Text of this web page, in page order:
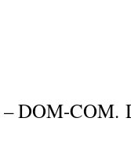
– DOM-COM.